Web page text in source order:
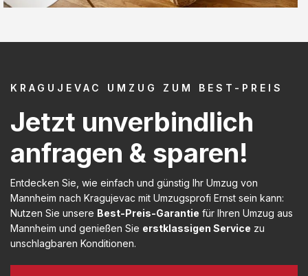
KRAGUJEVAC UMZUG ZUM BEST-PREIS
Jetzt unverbindlich
anfragen & sparen!
Entdecken Sie, wie einfach und günstig Ihr Umzug von
Mannheim nach Kragujevac mit Umzugsprofi Ernst sein kann:
Nutzen Sie unsere Best-Preis-Garantie für Ihren Umzug aus
Mannheim und genießen Sie erstklassigen Service zu
unschlagbaren Konditionen.